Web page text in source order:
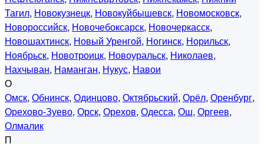
Тагил, Новокузнецк, Новокуйбышевск, Новомосковск,
Новороссийск, Новочебоксарск, Новочеркасск,
Новошахтинск, Новый Уренгой, Ногинск, Норильск,
Ноябрьск, Новотроицк, Новоуральск, Николаев,
Нахчыван, Наманган, Нукус, Навои
О
Омск, Обнинск, Одинцово, Октябрьский, Орёл, Оренбург,
Орехово-Зуево, Орск, Орехов, Одесса, Ош, Оргеев,
Олмалик
П